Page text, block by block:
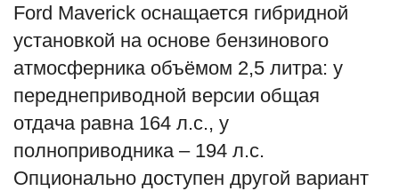
Ford Maverick оснащается гибридной
установкой на основе бензинового
атмосферника объёмом 2,5 литра: у
переднеприводной версии общая
отдача равна 164 л.с., у
полноприводника – 194 л.с.
Опционально доступен другой вариант